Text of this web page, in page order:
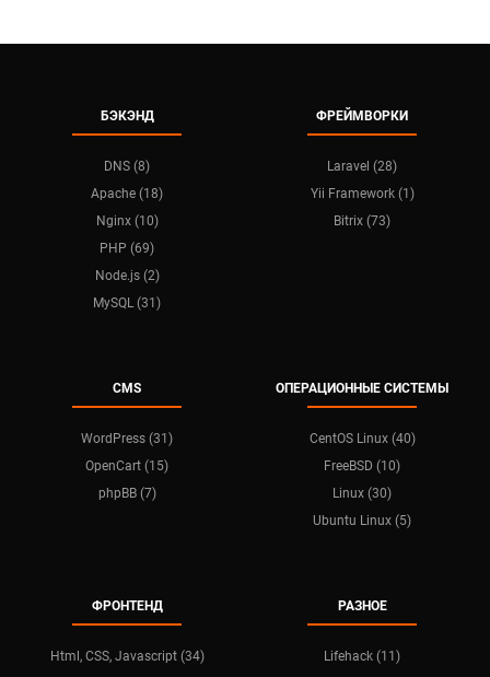
БЭКЭНД
DNS (8)
Apache (18)
Nginx (10)
PHP (69)
Node.js (2)
MySQL (31)
ФРЕЙМВОРКИ
Laravel (28)
Yii Framework (1)
Bitrix (73)
CMS
WordPress (31)
OpenCart (15)
phpBB (7)
ОПЕРАЦИОННЫЕ СИСТЕМЫ
CentOS Linux (40)
FreeBSD (10)
Linux (30)
Ubuntu Linux (5)
ФРОНТЕНД
Html, CSS, Javascript (34)
РАЗНОЕ
Lifehack (11)